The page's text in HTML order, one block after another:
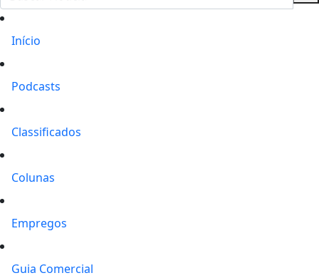
Início
Podcasts
Classificados
Colunas
Empregos
Guia Comercial